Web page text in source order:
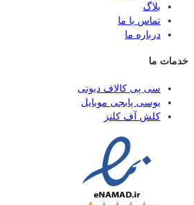
بلاگ
تماس با ما
درباره ما
خدمات ما
سی پی کالاف دیوتی
یوسی پابجی موبایل
کلش آف کلنز